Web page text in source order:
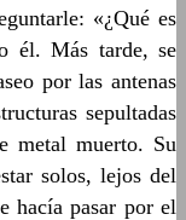
«¿Qué es
él. Más tarde, se
por las antenas
sepultadas
metal muerto. Su
solos, lejos del
hacía pasar por el